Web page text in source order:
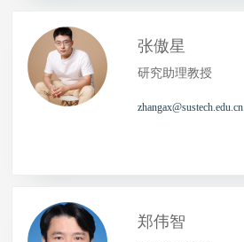
张傲星
研究助理教授
zhangax@sustech.edu.cn
郑伟智